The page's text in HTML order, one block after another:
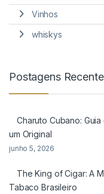
Vinhos
whiskys
Postagens
Charuto Cubano:
um Original
junho 5, 2026
The King of Cigar: A
Tabaco Brasileiro